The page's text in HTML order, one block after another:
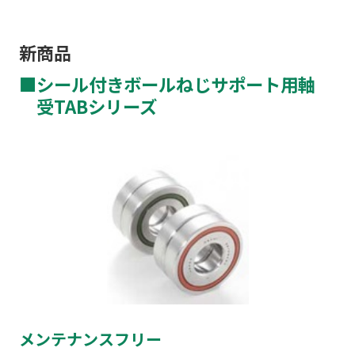
新商品
■シール付きボールねじサポート用軸
受TABシリーズ
メンテナンスフリー